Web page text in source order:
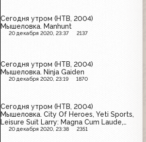
Сегодня утром (НТВ, 2004)
Мышеловка. Manhunt
20 декабря 2020, 23:37 2137
Сегодня утром (НТВ, 2004)
Мышеловка. Ninja Gaiden
20 декабря 2020, 23:19 1870
Сегодня утром (НТВ, 2004)
Мышеловка. City Of Heroes, Yeti Sports,
Leisure Suit Larry: Magna Cum Laude,
Kumawar
20 декабря 2020, 23:38 2351